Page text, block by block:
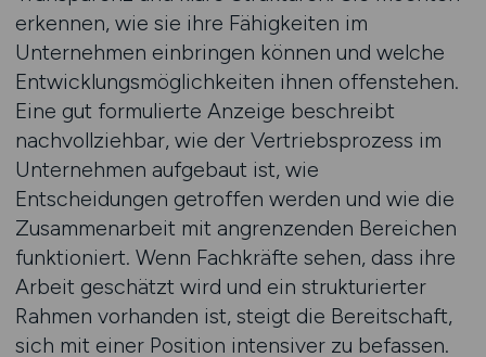
erkennen, wie sie ihre Fähigkeiten im
Unternehmen einbringen können und welche
Entwicklungsmöglichkeiten ihnen offenstehen.
Eine gut formulierte Anzeige beschreibt
nachvollziehbar, wie der Vertriebsprozess im
Unternehmen aufgebaut ist, wie
Entscheidungen getroffen werden und wie die
Zusammenarbeit mit angrenzenden Bereichen
funktioniert. Wenn Fachkräfte sehen, dass ihre
Arbeit geschätzt wird und ein strukturierter
Rahmen vorhanden ist, steigt die Bereitschaft,
sich mit einer Position intensiver zu befassen.